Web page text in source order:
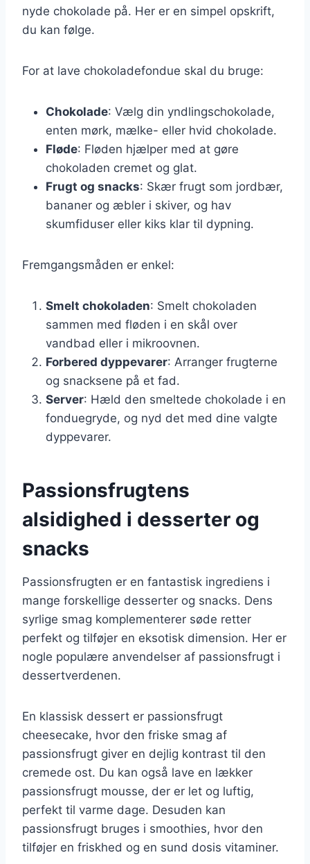
nyde chokolade på. Her er en simpel opskrift,
du kan følge.
For at lave chokoladefondue skal du bruge:
Chokolade: Vælg din yndlingschokolade,
enten mørk, mælke- eller hvid chokolade.
Fløde: Fløden hjælper med at gøre
chokoladen cremet og glat.
Frugt og snacks: Skær frugt som jordbær,
bananer og æbler i skiver, og hav
skumfiduser eller kiks klar til dypning.
Fremgangsmåden er enkel:
Smelt chokoladen: Smelt chokoladen
sammen med fløden i en skål over
vandbad eller i mikroovnen.
Forbered dyppevarer: Arranger frugterne
og snacksene på et fad.
Server: Hæld den smeltede chokolade i en
fonduegryde, og nyd det med dine valgte
dyppevarer.
Passionsfrugtens
alsidighed i desserter og
snacks
Passionsfrugten er en fantastisk ingrediens i
mange forskellige desserter og snacks. Dens
syrlige smag komplementerer søde retter
perfekt og tilføjer en eksotisk dimension. Her er
nogle populære anvendelser af passionsfrugt i
dessertverdenen.
En klassisk dessert er passionsfrugt
cheesecake, hvor den friske smag af
passionsfrugt giver en dejlig kontrast til den
cremede ost. Du kan også lave en lækker
passionsfrugt mousse, der er let og luftig,
perfekt til varme dage. Desuden kan
passionsfrugt bruges i smoothies, hvor den
tilføjer en friskhed og en sund dosis vitaminer.